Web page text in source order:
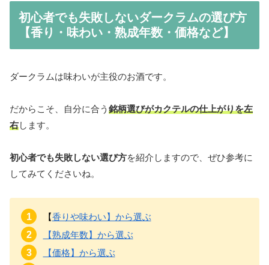
初心者でも失敗しないダークラムの選び方
【香り・味わい・熟成年数・価格など】
ダークラムは味わいが主役のお酒です。
だからこそ、自分に合う 銘柄選びがカクテルの仕上がりを左
右します。
初心者でも失敗しない選び方を紹介しますので、ぜひ参考に
してみてくださいね。
【香りや味わい】から選ぶ
【熟成年数】から選ぶ
【価格】から選ぶ